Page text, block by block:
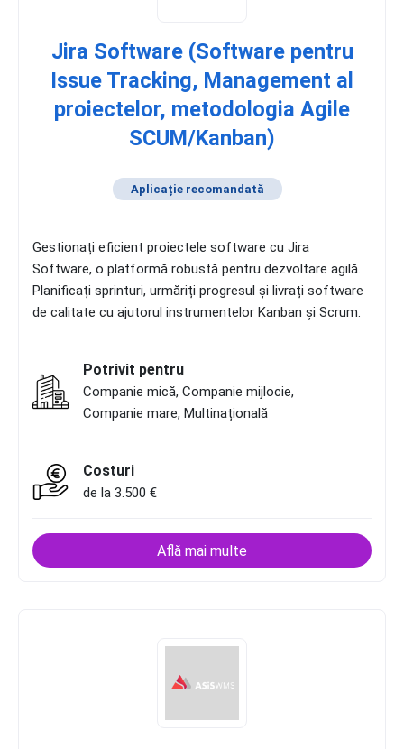
Jira Software (Software pentru
Issue Tracking, Management al
proiectelor, metodologia Agile
SCUM/Kanban)
Aplicație recomandată
Gestionați eficient proiectele software cu Jira
Software, o platformă robustă pentru dezvoltare agilă.
Planificați sprinturi, urmăriți progresul și livrați software
de calitate cu ajutorul instrumentelor Kanban și Scrum.
Potrivit pentru
Companie mică, Companie mijlocie,
Companie mare, Multinațională
Costuri
de la 3.500 €
Află mai multe